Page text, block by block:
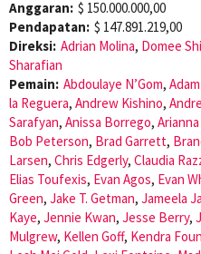
Anggaran: $ 150.000.000,00
Pendapatan: $ 147.891.219,00
Direksi: Adrian Molina, Domee Shi
Sharafian
Pemain: Abdoulaye N’Gom,
la Reguera, Andrew Kishino,
Sarafyan, Anissa Borrego,
Bob Peterson, Brad Garrett,
Larsen, Chris Edgerly, Claudia
Elias Toufexis, Evan Agos, Evan
Green, Jake T. Getman, Jameela
Kaye, Jennie Kwan, Jesse Berry,
Mulgrew, Kellen Goff, Kendra